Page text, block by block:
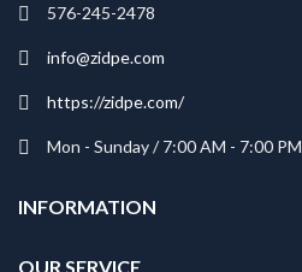
576-245-2478
info@zidpe.com
https://zidpe.com/
Mon - Sunday / 7:00 AM - 7:00 PM
INFORMATION
OUR SERVICE